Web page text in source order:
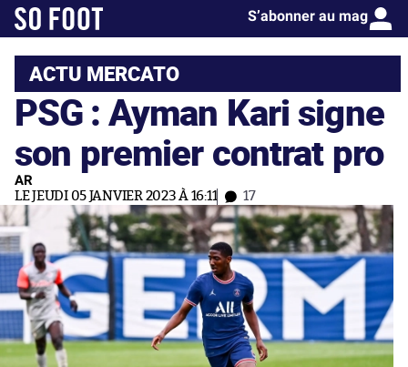
S’abonner au mag
ACTU MERCATO
PSG : Ayman Kari signe
son premier contrat pro
AR
LE JEUDI 05 JANVIER 2023 À 16:11 17